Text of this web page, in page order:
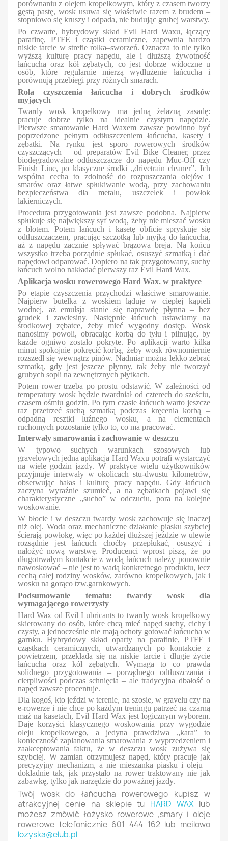
porównaniu z olejem kropelkowym, który z czasem tworzy
gęstą pastę, wosk usuwa się właściwie razem z brudem –
stopniowo się kruszy i odpada, nie budując grubej warstwy.
Po czwarte, hybrydowy skład Evil Hard Waxu, łączący
parafinę, PTFE i cząstki ceramiczne, zapewnia bardzo
niskie tarcie w strefie rolka–sworzeń. Oznacza to nie tylko
wyższą kulturę pracy napędu, ale i dłuższą żywotność
łańcucha oraz kół zębatych, co jest dobrze widoczne u
osób, które regularnie mierzą wydłużenie łańcucha i
porównują przebiegi przy różnych smarach.
Rola czyszczenia łańcucha i dobrych środków
myjących
Twardy wosk kropelkowy ma jedną żelazną zasadę:
pracuje dobrze tylko na idealnie czystym napędzie.
Pierwsze smarowanie Hard Waxem zawsze powinno być
poprzedzone pełnym odtłuszczeniem łańcucha, kasety i
zębatki. Na rynku jest sporo rowerowych środków
czyszczących – od preparatów Evil Bike Cleaner, przez
biodegradowalne odtłuszczacze do napędu Muc-Off czy
Finish Line, po klasyczne środki „drivetrain cleaner”. Ich
wspólna cecha to zdolność do rozpuszczania olejów i
smarów oraz łatwe spłukiwanie wodą, przy zachowaniu
bezpieczeństwa dla metalu, uszczelek i powłok
lakierniczych.
Procedura przygotowania jest zawsze podobna. Najpierw
spłukuje się największy syf wodą, żeby nie mieszać wosku
z błotem. Potem łańcuch i kasetę obficie spryskuje się
odtłuszczaczem, pracując szczotką lub myjką do łańcucha,
aż z napędu zacznie spływać brązowa breja. Na końcu
wszystko trzeba porządnie spłukać, osuszyć szmatką i dać
napędowi odparować. Dopiero na tak przygotowany, suchy
łańcuch wolno nakładać pierwszy raz Evil Hard Wax.
Aplikacja wosku rowerowego Hard Wax. w praktyce
Po etapie czyszczenia przychodzi właściwe smarowanie.
Najpierw butelka z woskiem ląduje w ciepłej kąpieli
wodnej, aż emulsja stanie się naprawdę płynna – bez
grudek i zawiesiny. Następnie łańcuch ustawiamy na
środkowej zębatce, żeby mieć wygodny dostęp. Wosk
nanosimy powoli, obracając korbą do tyłu i pilnując, by
każde ogniwo zostało pokryte. Po aplikacji warto kilka
minut spokojnie pokręcić korbą, żeby wosk równomiernie
rozszedł się wewnątrz pinów. Nadmiar można lekko zebrać
szmatką, gdy jest jeszcze płynny, tak żeby nie tworzyć
grubych sopli na zewnętrznych płytkach.
Potem rower trzeba po prostu odstawić. W zależności od
temperatury wosk będzie twardniał od czterech do sześciu,
czasem ośmiu godzin. Po tym czasie łańcuch warto jeszcze
raz przetrzeć suchą szmatką podczas kręcenia korbą –
odpadną resztki luźnego wosku, a na elementach
ruchomych pozostanie tylko to, co ma pracować.
Interwały smarowania i zachowanie w deszczu
W typowo suchych warunkach szosowych lub
gravelowych jedna aplikacja Hard Waxu potrafi wystarczyć
na wiele godzin jazdy. W praktyce wielu użytkowników
przyjmuje interwały w okolicach stu-dwustu kilometrów,
obserwując hałas i kulturę pracy napędu. Gdy łańcuch
zaczyna wyraźnie szumieć, a na zębatkach pojawi się
charakterystyczne „sucho” w odczuciu, pora na kolejne
woskowanie.
W błocie i w deszczu twardy wosk zachowuje się inaczej
niż olej. Woda oraz mechaniczne działanie piasku szybciej
ścierają powłokę, więc po każdej dłuższej jeździe w ulewie
rozsądnie jest łańcuch choćby przepłukać, osuszyć i
nałożyć nową warstwę. Producenci wprost piszą, że po
długotrwałym kontakcie z wodą łańcuch należy ponownie
nawoskować – nie jest to wadą konkretnego produktu, lecz
cechą całej rodziny wosków, zarówno kropelkowych, jak i
wosku na gorąco tzw.garnkowych.
Podsumowanie tematu: twardy wosk dla
wymagającego rowerzysty
Hard Wax od Evil Lubricants to twardy wosk kropelkowy
skierowany do osób, które chcą mieć napęd suchy, cichy i
czysty, a jednocześnie nie mają ochoty gotować łańcucha w
garnku. Hybrydowy skład oparty na parafinie, PTFE i
cząstkach ceramicznych, utwardzanych po kontakcie z
powietrzem, przekłada się na niskie tarcie i długie życie
łańcucha oraz kół zębatych. Wymaga to co prawda
solidnego przygotowania – porządnego odtłuszczania i
cierpliwości podczas schnięcia – ale tradycyjna dbałość o
napęd zawsze procentuje.
Dla kogoś, kto jeździ w terenie, na szosie, w gravelu czy na
e-rowerze i nie chce po każdym treningu patrzeć na czarną
maź na kasetach, Evil Hard Wax jest logicznym wyborem.
Daje korzyści klasycznego woskowania przy wygodzie
oleju kropelkowego, a jedyna prawdziwa „kara” to
konieczność zaplanowania smarowania z wyprzedzeniem i
zaakceptowania faktu, że w deszczu wosk zużywa się
szybciej. W zamian otrzymujesz napęd, który pracuje jak
precyzyjny mechanizm, a nie mieszanka piasku i oleju –
dokładnie tak, jak przystało na rower traktowany nie jak
zabawkę, tylko jak narzędzie do poważnej jazdy.
Twój wosk do łańcucha rowerowego kupisz w
atrakcyjnej cenie na sklepie tu HARD WAX lub
możesz zmówić łożysko rowerowe ,smary i oleje
rowerowe telefonicznie 601 444 162 lub meilowo
lozyska@elub.pl